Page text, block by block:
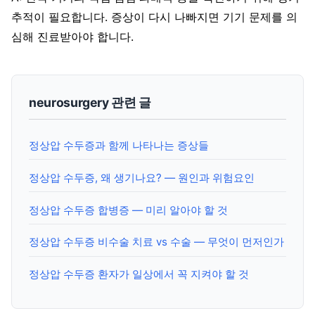
추적이 필요합니다. 증상이 다시 나빠지면 기기 문제를 의
심해 진료받아야 합니다.
neurosurgery 관련 글
정상압 수두증과 함께 나타나는 증상들
정상압 수두증, 왜 생기나요? — 원인과 위험요인
정상압 수두증 합병증 — 미리 알아야 할 것
정상압 수두증 비수술 치료 vs 수술 — 무엇이 먼저인가
정상압 수두증 환자가 일상에서 꼭 지켜야 할 것